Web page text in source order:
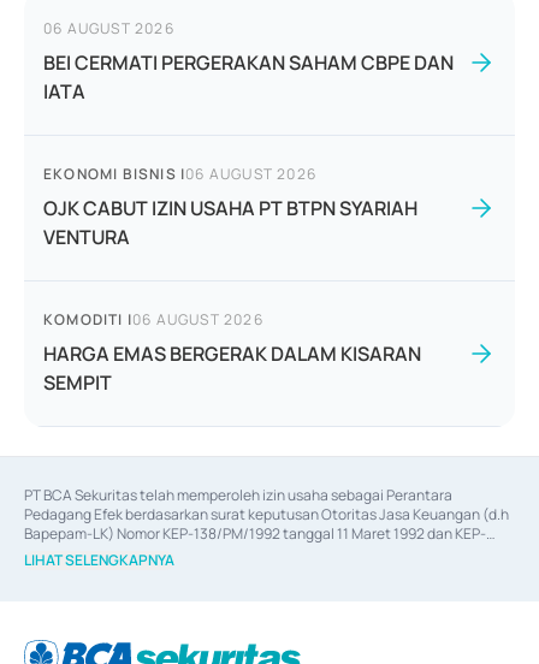
06 AUGUST 2026
BEI CERMATI PERGERAKAN SAHAM CBPE DAN
IATA
EKONOMI BISNIS |06 AUGUST 2026
OJK CABUT IZIN USAHA PT BTPN SYARIAH
VENTURA
KOMODITI |06 AUGUST 2026
HARGA EMAS BERGERAK DALAM KISARAN
SEMPIT
PT BCA Sekuritas telah memperoleh izin usaha sebagai Perantara
Pedagang Efek berdasarkan surat keputusan Otoritas Jasa Keuangan (d.h
Bapepam-LK) Nomor KEP-138/PM/1992 tanggal 11 Maret 1992 dan KEP-
06/D.04/2014 tanggal 28 Februari 2014, izin usaha sebagai Penjamin Emisi
Efek berdasarkan surat keputusan Otoritas Jasa Keuangan Nomor KEP-
berdasarkan surat keputusan Otoritas Jasa Keuangan Nomor S-
LIHAT SELENGKAPNYA